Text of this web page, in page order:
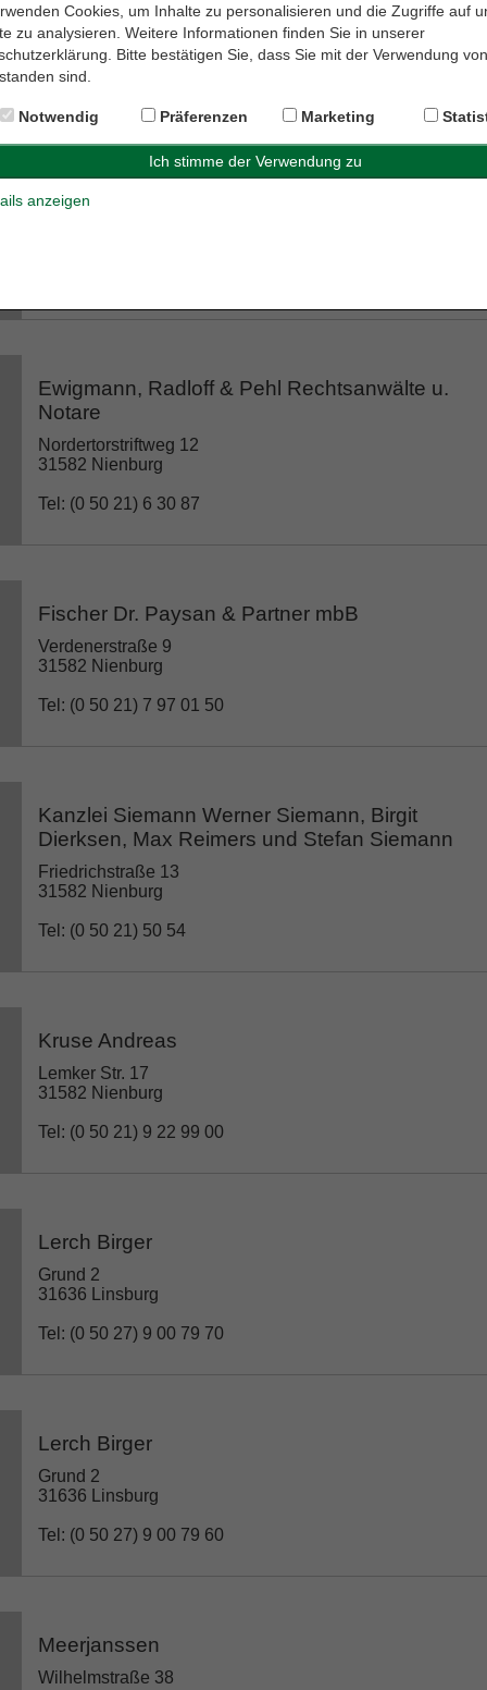
Cookies, um Inhalte zu personalisieren und die Zugriffe auf
zu analysieren. Weitere Informationen finden Sie in unserer
Bitte bestätigen Sie, dass Sie mit der Verwendung
sind.
Notwendig Präferenzen Marketing
anzeigen
Weserstraße 19
31582 Nienburg
Tel: (0 50 21) 6 00 28 08
Ewigmann, Radloff & Pehl Rechtsanwälte u.
Notare
Nordertorstriftweg 12
31582 Nienburg
Tel: (0 50 21) 6 30 87
Fischer Dr. Paysan & Partner mbB
Verdenerstraße 9
31582 Nienburg
Tel: (0 50 21) 7 97 01 50
Kanzlei Siemann Werner Siemann, Birgit
Dierksen, Max Reimers und Stefan Siemann
Friedrichstraße 13
31582 Nienburg
Tel: (0 50 21) 50 54
Kruse Andreas
Lemker Str. 17
31582 Nienburg
Tel: (0 50 21) 9 22 99 00
Lerch Birger
Grund 2
31636 Linsburg
Tel: (0 50 27) 9 00 79 70
Lerch Birger
Grund 2
31636 Linsburg
Tel: (0 50 27) 9 00 79 60
Meerjanssen
Wilhelmstraße 38